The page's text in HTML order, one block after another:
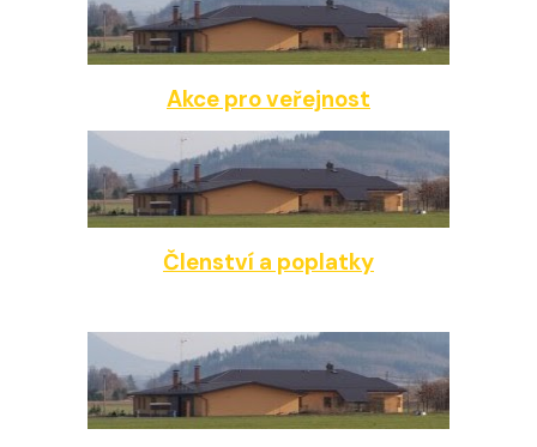
Akce pro veřejnost
Členství a poplatky